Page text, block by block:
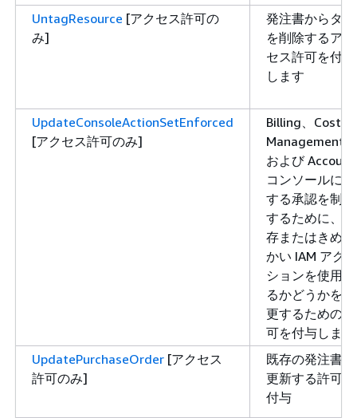
UntagResource [アクセス許可の
み]
発注書からタグ
を削除するアク
セス許可を付与
します
UpdateConsoleActionSetEnforced
[アクセス許可のみ]
Billing、Cost
Management、
および Account
コンソールに対
する承認を制御
するために、既
存またはきめ細
かい IAM アク
ションを使用す
るかどうかを変
更するための許
可を付与します
UpdatePurchaseOrder [アクセス
許可のみ]
既存の発注書を
更新する許可を
付与